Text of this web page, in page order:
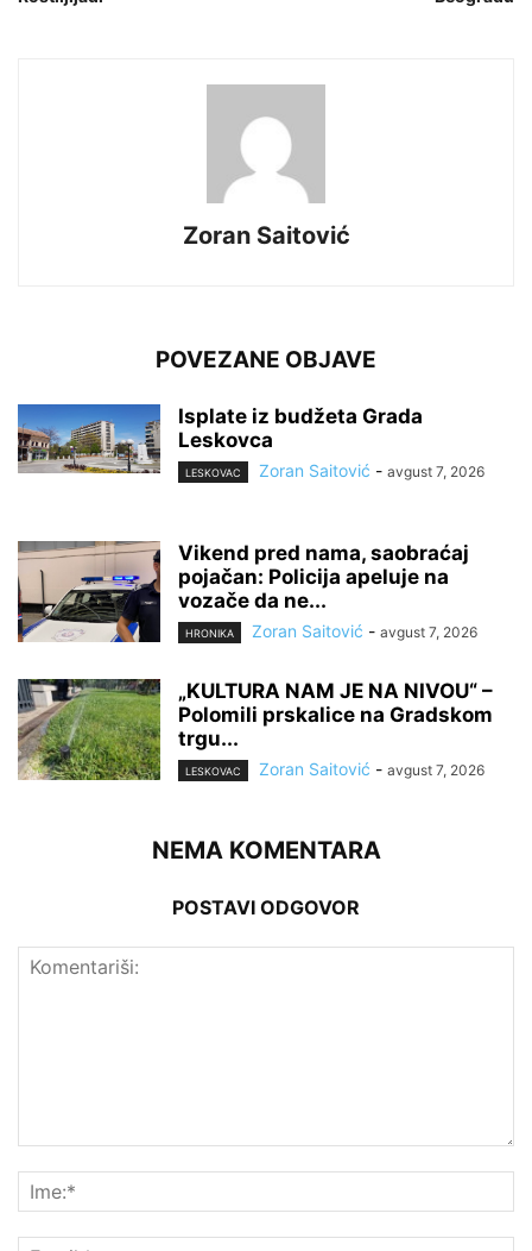
Zoran Saitović
POVEZANE OBJAVE
Isplate iz budžeta Grada
Leskovca
LESKOVAC Zoran Saitović - avgust 7, 2026
Vikend pred nama, saobraćaj
pojačan: Policija apeluje na
vozače da ne...
HRONIKA Zoran Saitović - avgust 7, 2026
„KULTURA NAM JE NA NIVOU“ –
Polomili prskalice na Gradskom
trgu...
LESKOVAC Zoran Saitović - avgust 7, 2026
NEMA KOMENTARA
POSTAVI ODGOVOR